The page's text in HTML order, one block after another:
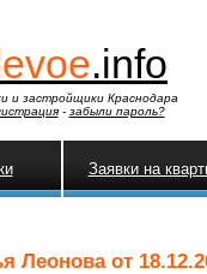
.info
и застройщики Краснодара
- забыли пароль?
Заявки на
Леонова от